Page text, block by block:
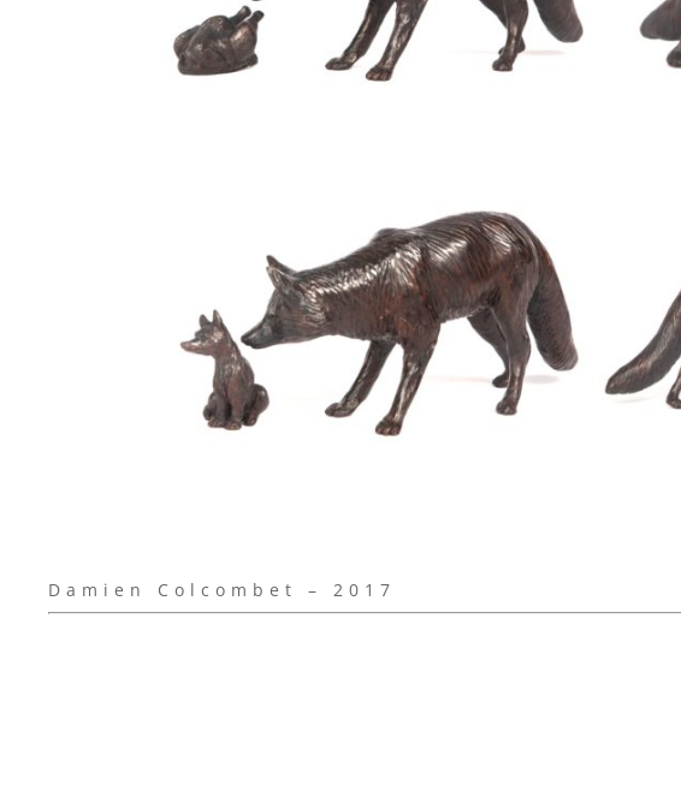
Damien Colcombet – 2017